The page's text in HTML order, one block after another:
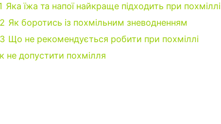
Яка їжа та напої найкраще підходить при похміллі
Як боротись із похмільним зневодненням
Що не рекомендується робити при похміллі
не допустити похмілля